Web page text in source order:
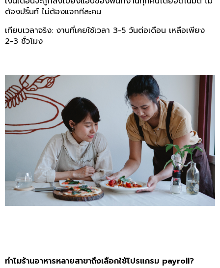
ต้องปริ้นท์ ไม่ต้องแจกทีละคน
เทียบเวลาจริง: งานที่เคยใช้เวลา 3-5 วันต่อเดือน เหลือเพียง
2-3 ชั่วโมง
ทำไมร้านอาหารหลายสาขาถึงเลือกใช้โปรแกรม payroll?